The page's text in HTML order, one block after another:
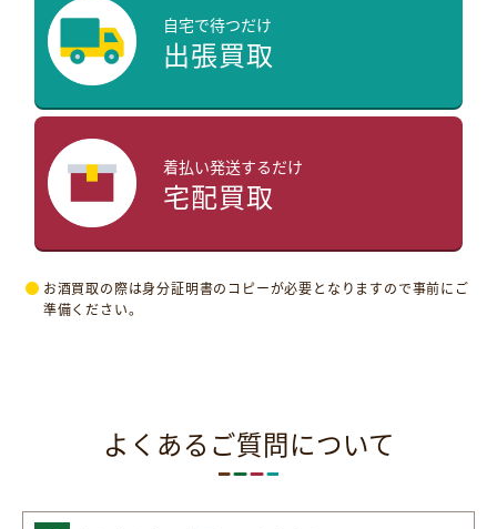
自宅で待つだけ
出張買取
着払い発送するだけ
宅配買取
お酒買取の際は身分証明書のコピーが必要となりますので事前にご
準備ください。
よくあるご質問について